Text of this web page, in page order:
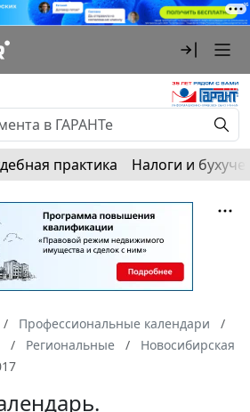
практика Налоги и
Профессиональные календари
Региональные
Новосибирская